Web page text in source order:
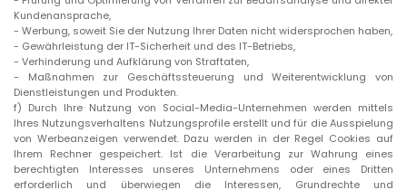
Kundenansprache,
- Werbung, soweit Sie der Nutzung Ihrer Daten nicht widersprochen haben,
- Gewährleistung der IT-Sicherheit und des IT-Betriebs,
- Verhinderung und Aufklärung von Straftaten,
-
Maßnahmen zur Geschäftssteuerung und Weiterentwicklung von
Dienstleistungen und Produkten.
f) Durch Ihre Nutzung von Social-Media-Unternehmen werden mittels
Ihres Nutzungsverhaltens Nutzungsprofile erstellt und für die Ausspielung
von Werbeanzeigen verwendet. Dazu werden in der Regel Cookies auf
Ihrem Rechner gespeichert. Ist die Verarbeitung zur Wahrung eines
berechtigten Interesses unseres Unternehmens oder eines Dritten
erforderlich und überwiegen die Interessen, Grundrechte und